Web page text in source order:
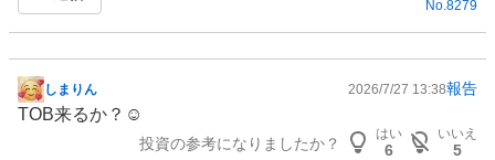
No. 8279
掲
示
しまりん 2026/7/27 13:38報告
TOB来るか？☺️
投資の参考になりましたか？
はい
6
いいえ
5